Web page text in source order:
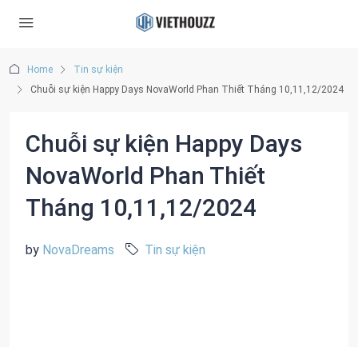
Home
Tin sự kiện
Chuỗi sự kiện Happy Days NovaWorld Phan Thiết Tháng 10,11,12/2024
Chuỗi sự kiện Happy Days
NovaWorld Phan Thiết
Tháng 10,11,12/2024
by NovaDreams Tin sự kiện